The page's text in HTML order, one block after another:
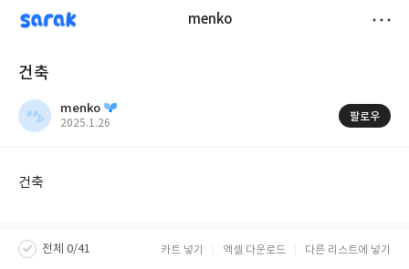
sarak menko
건축
menko
작
2025.1.26
팔로우
건축
전체 0/41 카트 넣기 엑셀 다운로드 다른 리스트에 넣기